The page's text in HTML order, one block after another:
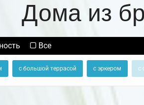
Дома из
Все
с большой террасой с эркером с